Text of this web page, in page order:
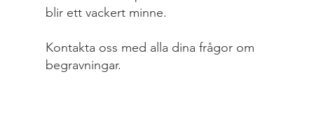
blir ett vackert minne.
Kontakta oss med alla dina frågor om
begravningar.